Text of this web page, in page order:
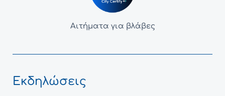
Αιτήματα για βλάβες
Εκδηλώσεις